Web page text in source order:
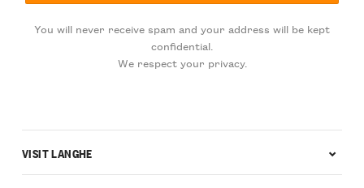
You will never receive spam and your address will be kept
confidential.
We respect your privacy.
VISIT LANGHE